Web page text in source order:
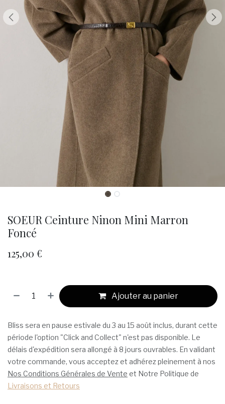
SOEUR Ceinture Ninon Mini Marron
Foncé
125,00 €
Ajouter au panier
Bliss sera en pause estivale du 3 au 15 août inclus, durant cette
période l'option "Click and Collect" n'est pas disponible. Le
délais d'expédition sera allongé à 8 jours ouvrables. En validant
votre commande, vous acceptez et adhérez pleinement à nos
Nos Conditions Générales de Vente et Notre Politique de
Livraisons et Retours